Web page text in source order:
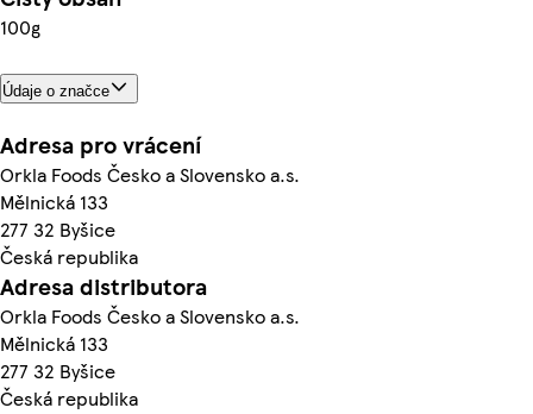
100g
Údaje o značce
Adresa pro vrácení
Orkla Foods Česko a Slovensko a.s.
Mělnická 133
277 32 Byšice
Česká republika
Adresa distributora
Orkla Foods Česko a Slovensko a.s.
Mělnická 133
277 32 Byšice
Česká republika